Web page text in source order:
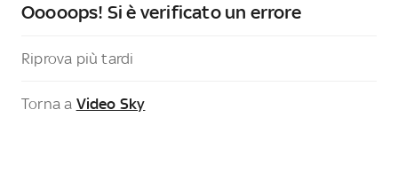
Ooooops! Si è verificato un errore
Riprova più tardi
Torna a Video Sky